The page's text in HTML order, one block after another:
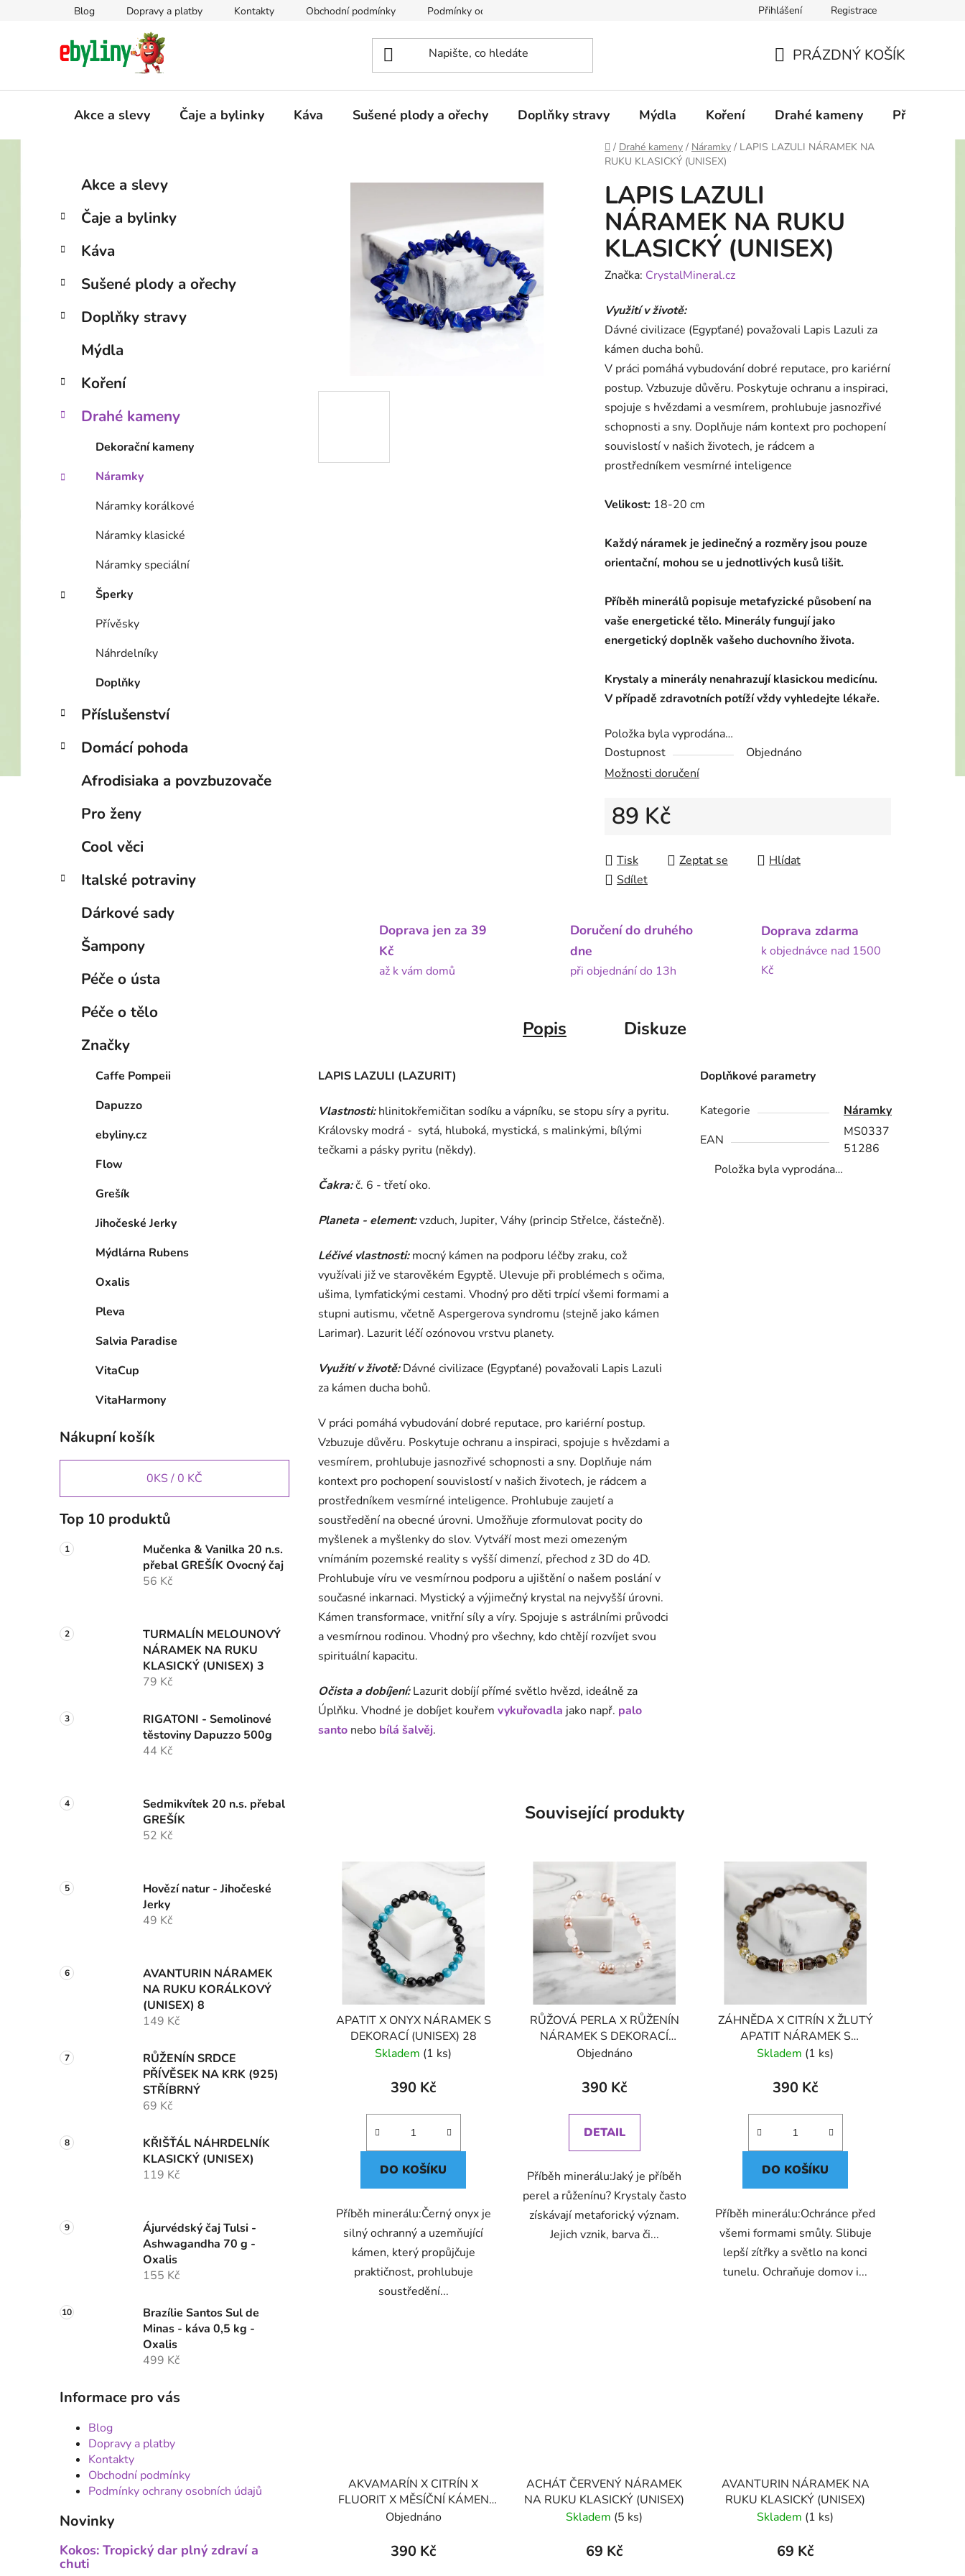
Blog Dopravy a platby Kontakty Obchodní podmínky Podmínky ochrany osobních údajů Přihlášení Registrace
KOŠÍK
PRÁZDNÝ KOŠÍK
Akce a slevy Čaje a bylinky Káva Sušené plody a ořechy Doplňky stravy Mýdla Koření Drahé kameny
Domů
/ Drahé kameny / Náramky / LAPIS LAZULI NÁRAMEK NA
RUKU KLASICKÝ (UNISEX)
s
r
n
n
í
n
l
Přeskočit
kategorie
e
o
i
Akce a slevy
Čaje a bylinky
Káva
Sušené plody a ořechy
Doplňky stravy
Mýdla
Koření
Drahé kameny
Dekorační kameny
Náramky
Náramky korálkové
Náramky klasické
Náramky speciální
Šperky
Přívěsky
Náhrdelníky
Doplňky
Příslušenství
Domácí pohoda
Afrodisiaka a povzbuzovače
Pro ženy
Cool věci
Italské potraviny
Dárkové sady
Šampony
Péče o ústa
Péče o tělo
Značky
Caffe Pompeii
Dapuzzo
ebyliny.cz
Flow
Grešík
Jihočeské Jerky
Mýdlárna Rubens
Oxalis
Pleva
Salvia Paradise
VitaCup
VitaHarmony
Nákupní košík
0KS /0 KČ
Top 10 produktů
Mučenka & Vanilka 20 n.s.
přebal GREŠÍK Ovocný čaj
56 Kč
TURMALÍN MELOUNOVÝ
NÁRAMEK NA RUKU
KLASICKÝ (UNISEX) 3
79 Kč
RIGATONI - Semolinové
těstoviny Dapuzzo 500g
44 Kč
Sedmikvítek 20 n.s. přebal
GREŠÍK
52 Kč
Hovězí natur - Jihočeské
Jerky
49 Kč
AVANTURIN NÁRAMEK
NA RUKU KORÁLKOVÝ
(UNISEX) 8
149 Kč
RŮŽENÍN SRDCE
PŘÍVĚSEK NA KRK (925)
STŘÍBRNÝ
69 Kč
KŘIŠŤÁL NÁHRDELNÍK
KLASICKÝ (UNISEX)
119 Kč
Ájurvédský čaj Tulsi -
Ashwagandha 70 g -
Oxalis
155 Kč
Brazílie Santos Sul de
Minas - káva 0,5 kg -
Oxalis
499 Kč
Informace pro vás
Blog
Dopravy a platby
Kontakty
Obchodní podmínky
Podmínky ochrany osobních údajů
Novinky
Kokos: Tropický dar plný zdraví a
chuti
LAPIS LAZULI
NÁRAMEK NA RUKU
KLASICKÝ (UNISEX)
Značka: CrystalMineral.cz
Využití v životě:
Dávné civilizace (Egypťané) považovali Lapis Lazuli za
kámen ducha bohů.
V práci pomáhá vybudování dobré reputace, pro kariérní
postup. Vzbuzuje důvěru. Poskytuje ochranu a inspiraci,
spojuje s hvězdami a vesmírem, prohlubuje jasnozřivé
schopnosti a sny. Doplňuje nám kontext pro pochopení
souvislostí v našich životech, je rádcem a
prostředníkem vesmírné inteligence
Velikost: 18-20 cm
Každý náramek je jedinečný a rozměry jsou pouze
orientační, mohou se u jednotlivých kusů lišit.
Příběh minerálů popisuje metafyzické působení na
vaše energetické tělo. Minerály fungují jako
energetický doplněk vašeho duchovního života.
Krystaly a minerály nenahrazují klasickou medicínu.
V případě zdravotních potíží vždy vyhledejte lékaře.
Položka byla vyprodána…
Dostupnost
Objednáno
Možnosti doručení
89 Kč
Tisk
Zeptat se
Hlídat
Sdílet
Doprava jen za 39
Kč
až k vám domů
Doručení do druhého
dne
při objednání do 13h
Doprava zdarma
k objednávce nad 1500
Kč
Popis Diskuze
LAPIS LAZULI (LAZURIT)
Vlastnosti: hlinitokřemičitan sodíku a vápníku, se stopu síry a pyritu.
Královsky modrá - sytá, hluboká, mystická, s malinkými, bílými
tečkami a pásky pyritu (někdy).
Čakra:č. 6 - třetí oko.
Planeta - element:vzduch, Jupiter, Váhy (princip Střelce, částečně).
Léčivé vlastnosti: mocný kámen na podporu léčby zraku, což
využívali již ve starověkém Egyptě. Ulevuje při problémech s očima,
ušima, lymfatickými cestami. Vhodný pro děti trpící všemi formami a
stupni autismu, včetně Aspergerova syndromu (stejně jako kámen
Larimar). Lazurit léčí ozónovou vrstvu planety.
Využití v životě: Dávné civilizace (Egypťané) považovali Lapis Lazuli
za kámen ducha bohů.
V práci pomáhá vybudování dobré reputace, pro kariérní postup.
Vzbuzuje důvěru. Poskytuje ochranu a inspiraci, spojuje s hvězdami a
vesmírem, prohlubuje jasnozřivé schopnosti a sny. Doplňuje nám
kontext pro pochopení souvislostí v našich životech, je rádcem a
prostředníkem vesmírné inteligence. Prohlubuje zaujetí a
soustředění na obecné úrovni. Umožňuje zformulovat pocity do
myšlenek a myšlenky do slov. Vytváří most mezi omezeným
vnímáním pozemské reality s vyšší dimenzí, přechod z 3D do 4D.
Prohlubuje víru ve vesmírnou podporu a ujištění o našem poslání v
současné inkarnaci. Mystický a výjimečný krystal na nejvyšší úrovni.
Kámen transformace, vnitřní síly a víry. Spojuje s astrálními průvodci
a vesmírnou rodinou. Vhodný pro všechny, kdo chtějí rozvíjet svou
spirituální kapacitu.
Očista a dobíjení: Lazurit dobíjí přímé světlo hvězd, ideálně za
Úplňku. Vhodné je dobíjet kouřem vykuřovadla jako např. palo
santo nebo bílá šalvěj.
Doplňkové parametry
Kategorie
Náramky
EAN
MS0337
51286
Položka byla vyprodána…
Související produkty
APATIT X ONYX NÁRAMEK S
DEKORACÍ (UNISEX) 28
Skladem (1 ks)
390 Kč
DO KOŠÍKU
Příběh minerálu:Černý onyx je
silný ochranný a uzemňující
kámen, který propůjčuje
praktičnost, prohlubuje
soustředění...
RŮŽOVÁ PERLA X RŮŽENÍN
NÁRAMEK S DEKORACÍ
(UNISEX) 28
Objednáno
390 Kč
DETAIL
Příběh minerálu:Jaký je příběh
perel a růženínu? Krystaly často
získávají metaforický význam.
Jejich vznik, barva či...
ZÁHNĚDA X CITRÍN X ŽLUTÝ
APATIT NÁRAMEK S
DEKORACÍ (UNISEX) 6
Skladem (1 ks)
390 Kč
DO KOŠÍKU
Příběh minerálu:Ochránce před
všemi formami smůly. Slibuje
lepší zítřky a světlo na konci
tunelu. Ochraňuje domov i...
AKVAMARÍN X CITRÍN X
FLUORIT X MĚSÍČNÍ KÁMEN
NÁRAMEK S DEKORACÍ
Objednáno
390 Kč
ACHÁT ČERVENÝ NÁRAMEK
NA RUKU KLASICKÝ (UNISEX)
Skladem (5 ks)
69 Kč
AVANTURIN NÁRAMEK NA
RUKU KLASICKÝ (UNISEX)
Skladem (1 ks)
69 Kč